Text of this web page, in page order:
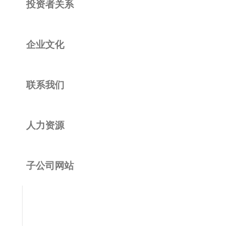
投资者关系
企业文化
联系我们
人力资源
子公司网站